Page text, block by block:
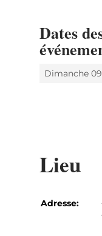
Dates
Dimanche
Lieu
Adresse: